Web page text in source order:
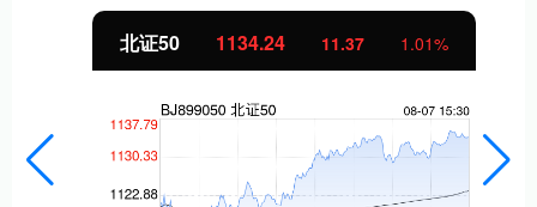
北证50 1134.24 11.37 1.01%